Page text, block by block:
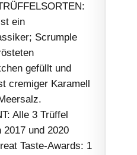
ein
Scrumple
gefüllt und
cremiger Karamell
Alle 3 Trüffel
und 2020
Taste-Awards: 1